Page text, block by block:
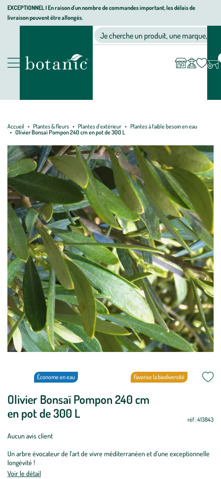
Aller
Aller
au
Aller
au
page
EXCEPTIONNEL I En raison d'un nombre de commandes important, les délais de
livraison peuvent être allongés.
Nos produits
Jardinerie écologique, animalerie, décoration, alimentation bio
Je cherche un produit, une marque, un
compte
Accueil Plantes & fleurs Plantes d'extérieur
Plantes à faible besoin en eau
Olivier Bonsaï Pompon 240 cm en pot de 300 L
Économe en eau Favorise la biodiversité
Olivier Bonsaï Pompon 240 cm
en pot de 300 L
réf : 413843
Aucun avis client
Un arbre évocateur de l’art de vivre méditerranéen et d’une exceptionnelle
longévité !
Voir le détail
Période
plantation
Bonsaï
Pompon
Oui
Oui
Oui
Oui
Oui
Oui
Oui
Oui
Oui
Oui
Oui
Oui